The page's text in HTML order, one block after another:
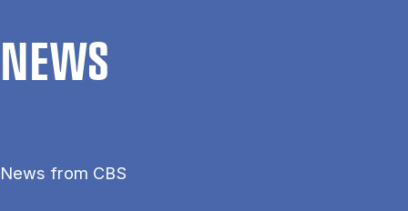
NEWS
News from CBS